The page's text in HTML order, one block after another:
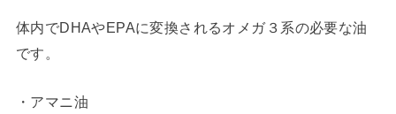
体内でDHAやEPAに変換されるオメガ３系の必要な油
です。
・アマニ油